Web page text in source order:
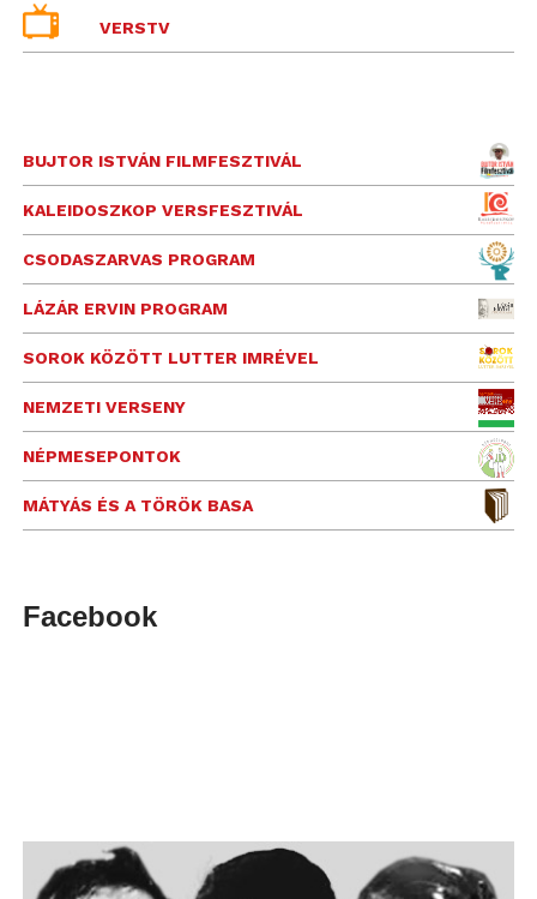
VERSTV
BUJTOR ISTVÁN FILMFESZTIVÁL
KALEIDOSZKOP VERSFESZTIVÁL
CSODASZARVAS PROGRAM
LÁZÁR ERVIN PROGRAM
SOROK KÖZÖTT LUTTER IMRÉVEL
NEMZETI VERSENY
NÉPMESEPONTOK
MÁTYÁS ÉS A TÖRÖK BASA
Facebook